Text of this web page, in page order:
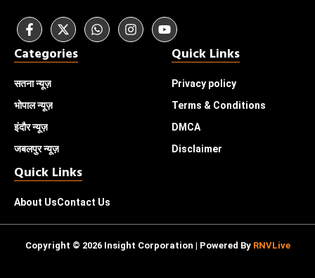
Categories
सतना न्यूज़
भोपालन्यूज़
इंदौरन्यूज़
जबलपुर न्यूज़
Quick Links
Privacy policy
Terms & Conditions
DMCA
Disclaimer
Quick Links
About UsContact Us
Copyright © 2026 Insight Corporation | Powered By RNVLive